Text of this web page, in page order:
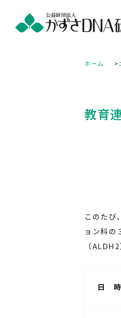
ホーム
教育
このたび
ョン科の
（
日 時